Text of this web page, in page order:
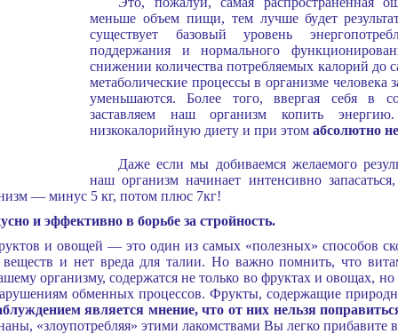
меньше объем пищи, тем лучше будет
существует базовый уровень
поддержания и нормального
снижении количества потребляемых калорий до
метаболические процессы в организме
уменьшаются. Более того, ввергая себя в
заставляем наш организм копить
низкокалорийную диету и при этом абсолютно
Даже если мы добиваемся желаемого
наш организм начинает интенсивно
— минус 5 кг, потом плюс 7кг!
и эффективно в борьбе за стройность.
и овощей — это один из самых «полезных» способов
и нет вреда для талии. Но важно помнить, что
организму, содержатся не только во фруктах и овощах,
обменных процессов. Фрукты, содержащие
является мнение, что от них нельзя
«злоупотребляя» этими лакомствами Вы легко прибавите в